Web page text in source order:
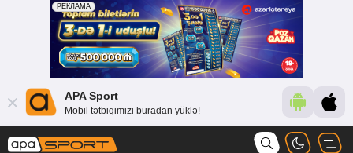
APA Sport
Mobil tətbiqimizi buradan yüklə!